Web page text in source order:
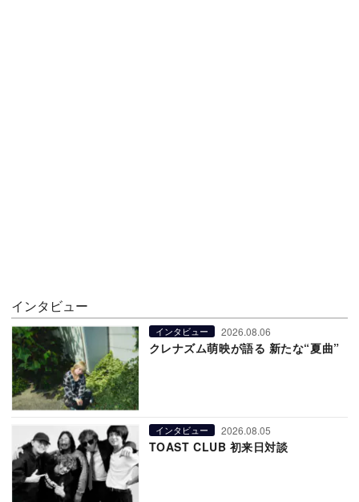
インタビュー
インタビュー 2026.08.06
クレナズム萌映が語る 新たな“夏曲”
インタビュー 2026.08.05
TOAST CLUB 初来日対談